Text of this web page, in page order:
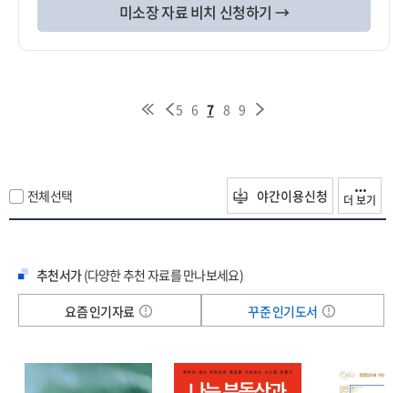
미소장 자료 비치 신청하기 →
5 6 7 8 9
전체선택 야간이용신청 더 보기
추천서가(다양한 추천 자료를 만나보세요)
요즘 인기자료
꾸준 인기도서